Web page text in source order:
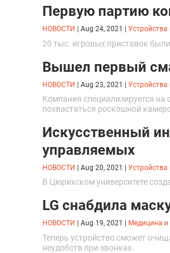
Первую партию
НОВОСТИ Aug 24, 2021 Устройства
20 тыс. игровых приставок
Вышел первый
НОВОСТИ Aug 23, 2021 Устройства
Компания специализируется на
похвастаться роскошной
Искусственный
управляемых
НОВОСТИ Aug 20, 2021 Устройства
В Цюрихском университете
LG снабдила
НОВОСТИ Aug 19, 2021 Медицина и
Теперь устройство сможет
неудобств при звонках.